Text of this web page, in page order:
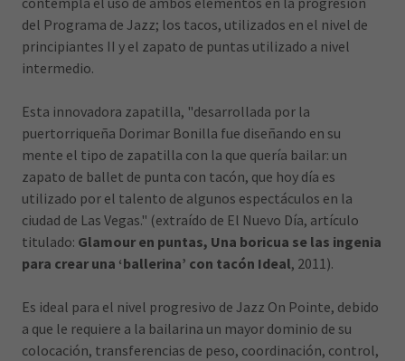
del Programa de Jazz; los tacos, utilizados en el nivel de
principiantes II y el zapato de puntas utilizado a nivel
intermedio.
Esta innovadora zapatilla, "desarrollada por la
puertorriqueña Dorimar Bonilla fue diseñando en su
mente el tipo de zapatilla con la que quería bailar: un
zapato de ballet de punta con tacón, que hoy día es
utilizado por el talento de algunos espectáculos en la
ciudad de Las Vegas." (extraído de El Nuevo Día, artículo
titulado: Glamour en puntas, Una boricua se las ingenia
para crear una ‘ballerina’ con tacón Ideal, 2011).
Es ideal para el nivel progresivo de Jazz On Pointe, debido
a que le requiere a la bailarina un mayor dominio de su
colocación, transferencias de peso, coordinación, control,